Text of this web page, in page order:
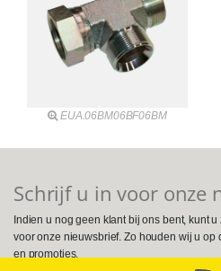
EUA.06BM06BF06BM
Schrijf u in voor onze
Indien u nog geen klant bij ons bent, kunt
voor onze nieuwsbrief. Zo houden wij u op
en promoties.